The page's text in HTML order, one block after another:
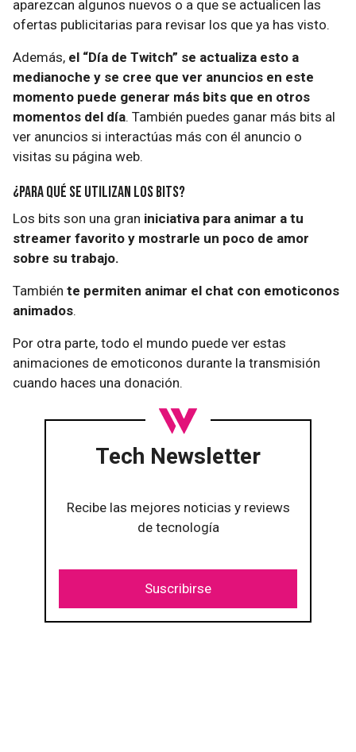
aparezcan algunos nuevos o a que se actualicen las
ofertas publicitarias para revisar los que ya has visto.
Además, el “Día de Twitch” se actualiza esto a
medianoche y se cree que ver anuncios en este
momento puede generar más bits que en otros
momentos del día. También puedes ganar más bits al
ver anuncios si interactúas más con él anuncio o
visitas su página web.
¿Para qué se utilizan los bits?
Los bits son una gran iniciativa para animar a tu
streamer favorito y mostrarle un poco de amor
sobre su trabajo.
También te permiten animar el chat con emoticonos
animados.
Por otra parte, todo el mundo puede ver estas
animaciones de emoticonos durante la transmisión
cuando haces una donación.
Tech Newsletter
Recibe las mejores noticias y reviews
de tecnología
Suscribirse